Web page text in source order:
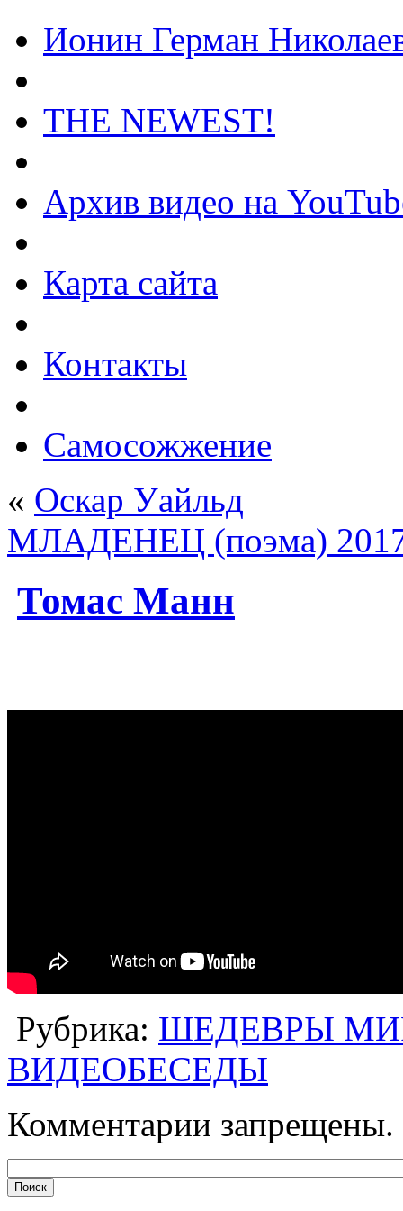
Ионин Герман
THE NEWEST!
Архив видео на
Карта сайта
Контакты
Самосожжение
« Оскар Уайльд
МЛАДЕНЕЦ (поэма)
Томас Манн
Рубрика: ШЕДЕВРЫ
ВИДЕОБЕСЕДЫ
Комментарии запрещены.